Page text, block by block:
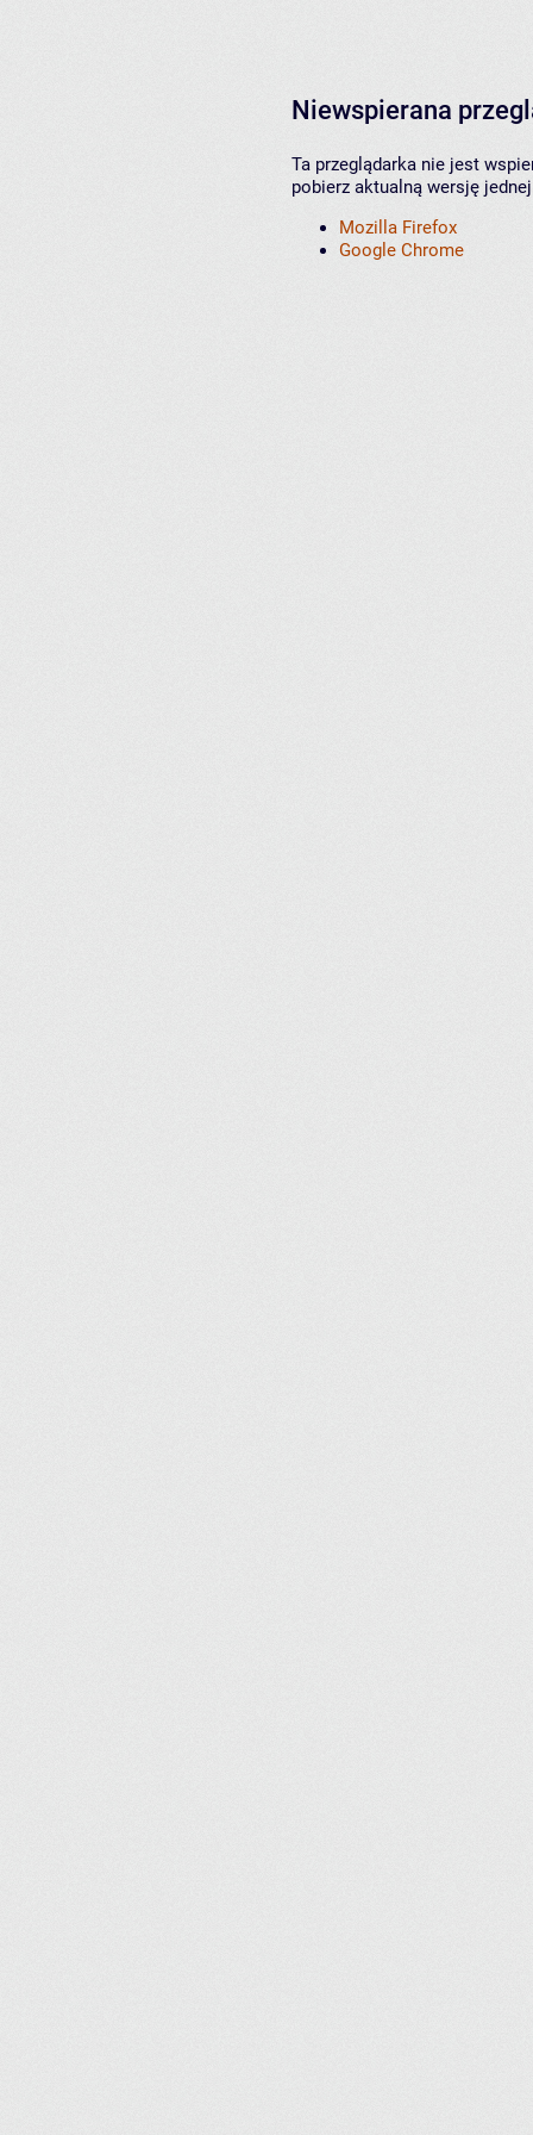
Niewspierana
Ta przeglądarka nie jest
pobierz aktualną wersję
Mozilla Firefox
Google Chrome